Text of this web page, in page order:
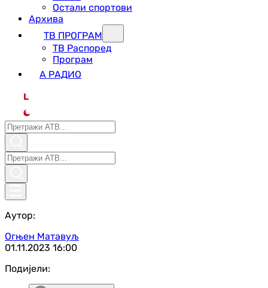
Остали спортови
Архива
ТВ ПРОГРАМ
ТВ Распоред
Програм
А РАДИО
L
Аутор:
Огњен Матавуљ
01.11.2023 16:00
Подијели: